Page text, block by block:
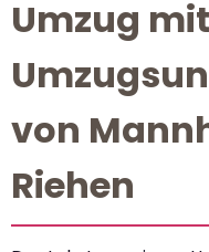
Umzug
von
Riehen